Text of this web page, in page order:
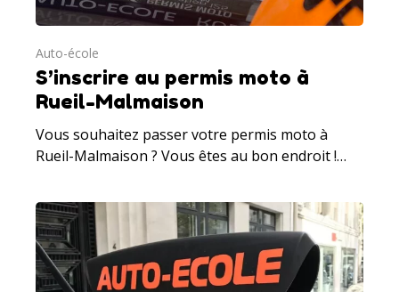
Auto-école
S’inscrire au permis moto à
Rueil-Malmaison
Vous souhaitez passer votre permis moto à
Rueil-Malmaison ? Vous êtes au bon endroit !…